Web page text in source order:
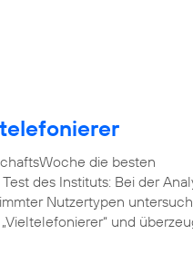
die besten
des Instituts: Bei der
Nutzertypen
und